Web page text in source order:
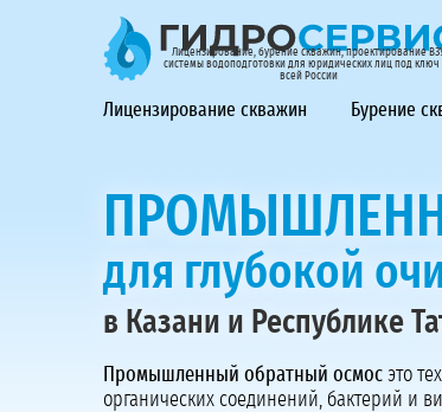
Лицензирование, бурение скважин, проектирование
системы водоподготовки для юридических лиц под ключ
всей России
ГидроСервис - лицензирование, бурение
Лицензирование скважин Бурение
для глубокой
в Казани и Республике
Промышленный обратный осмос это
органических соединений, бактерий и